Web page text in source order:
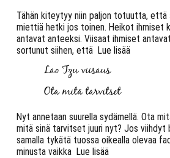
Tähän kiteytyy niin paljon totuutta, että
miettiä hetki jos toinen. Heikot ihmiset
antavat anteeksi. Viisaat ihmiset
sortunut siihen, että Lue lisää
Lao Tzu viisaus
Ota mitä tarvitset
Nyt annetaan suurella sydämellä. Ota
mitä sinä tarvitset juuri nyt? Jos viihdyt
samalla tykätä tuossa oikealla olevaa
minusta vaikka Lue lisää